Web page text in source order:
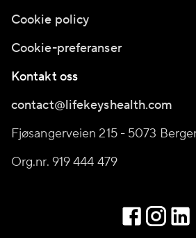
Cookie policy
Cookie-preferanser
Kontakt oss
contact@lifekeyshealth.com
Fjøsangerveien 215 - 5073
Org.nr. 919 444 479